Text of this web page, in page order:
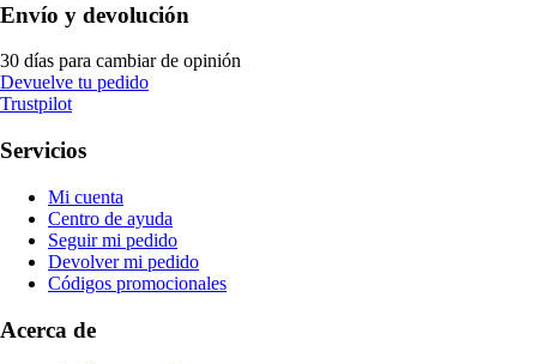
Envío y devolución
30 días para cambiar de opinión
Devuelve tu pedido
Trustpilot
Servicios
Mi cuenta
Centro de ayuda
Seguir mi pedido
Devolver mi pedido
Códigos promocionales
Acerca de